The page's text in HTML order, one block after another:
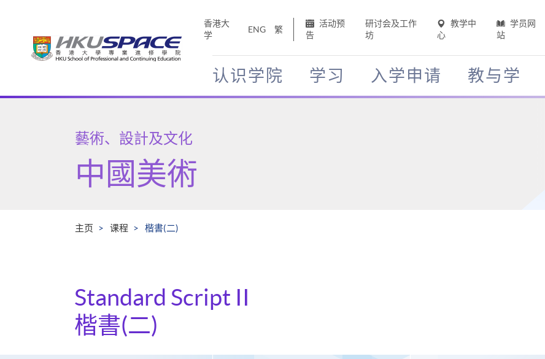
香港大
学
ENG 繁
活动预
告
研讨会及工作
坊
教学中
心
学员网
站
认识学院 学习 入学申请 教与学
Main
藝術、設計及文化
中國美術
主页 课程 楷書(二)
Standard Script II
楷書(二)